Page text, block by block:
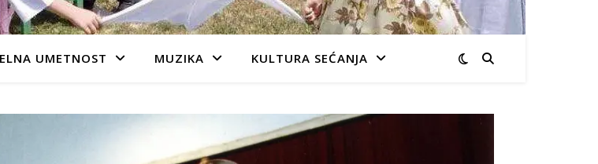
UMETNOST MUZIKA KULTURA SEĆANJA